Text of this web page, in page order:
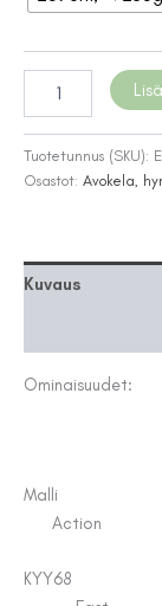
heittovapa
määrä
Tuotetunnus (SKU):
Osastot: Avokela,
Kuvaus
Ominaisuudet:
Malli
Action